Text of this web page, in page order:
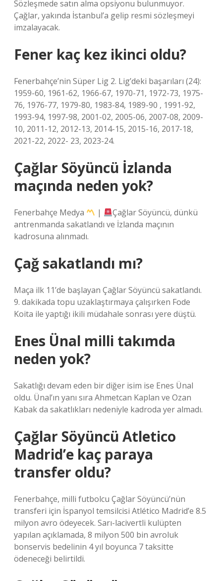
Sözleşmede satın alma opsiyonu bulunmuyor.
Çağlar, yakında İstanbul’a gelip resmi sözleşmeyi
imzalayacak.
Fener kaç kez ikinci oldu?
Fenerbahçe’nin Süper Lig 2. Lig’deki başarıları (24):
1959-60, 1961-62, 1966-67, 1970-71, 1972-73, 1975-
76, 1976-77, 1979-80, 1983-84, 1989-90 , 1991-92,
1993-94, 1997-98, 2001-02, 2005-06, 2007-08, 2009-
10, 2011-12, 2012-13, 2014-15, 2015-16, 2017-18,
2021-22, 2022- 23, 2023-24.
Çağlar Söyüncü İzlanda
maçında neden yok?
Fenerbahçe Medya |
Çağlar Söyüncü, dünkü
antrenmanda sakatlandı ve İzlanda maçının
kadrosuna alınmadı.
Çağ sakatlandı mı?
Maça ilk 11’de başlayan Çağlar Söyüncü sakatlandı.
9. dakikada topu uzaklaştırmaya çalışırken Fode
Koita ile yaptığı ikili müdahale sonrası yere düştü.
Enes Ünal milli takımda
neden yok?
Sakatlığı devam eden bir diğer isim ise Enes Ünal
oldu. Ünal’ın yanı sıra Ahmetcan Kaplan ve Ozan
Kabak da sakatlıkları nedeniyle kadroda yer almadı.
Çağlar Söyüncü Atletico
Madrid’e kaç paraya
transfer oldu?
Fenerbahçe, milli futbolcu Çağlar Söyüncü’nün
transferi için İspanyol temsilcisi Atlético Madrid’e 8.5
milyon avro ödeyecek. Sarı-lacivertli kulüpten
yapılan açıklamada, 8 milyon 500 bin avroluk
bonservis bedelinin 4 yıl boyunca 7 taksitte
ödeneceği belirtildi.